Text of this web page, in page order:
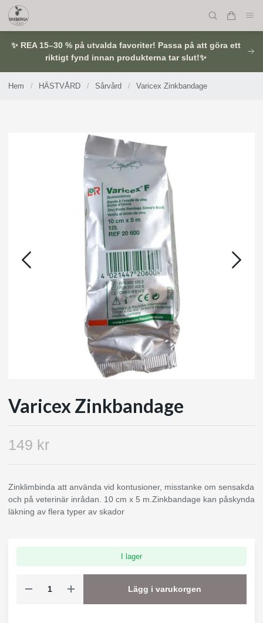
✨ REA 15–30 % på utvalda favoriter! Passa på att göra ett
riktigt fynd innan produkterna tar slut!✨
Hem / HÄSTVÅRD / Sårvård / Varicex Zinkbandage
Varicex Zinkbandage
149 kr
Zinklimbinda att använda vid kontusioner, misstanke om sensakda
och på veterinär inrådan. 10 cm x 5 m.Zinkbandage kan påskynda
läkning av flera typer av skador
I lager
Lägg i varukorgen